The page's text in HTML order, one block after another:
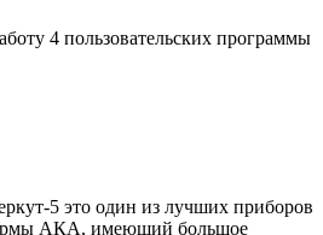
4 пользовательских программы
5 это один из лучших приборов
АКА, имеющий большое